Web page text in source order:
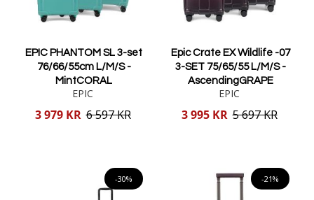
EPIC PHANTOM SL 3-set
76/66/55cm L/M/S -
MintCORAL
EPIC
Reducerat
3 979 KR 6 597 KR
Epic Crate EX Wildlife -07
3-SET 75/65/55 L/M/S -
AscendingGRAPE
EPIC
Reducerat
3 995 KR 5 697 KR
-30% -21%